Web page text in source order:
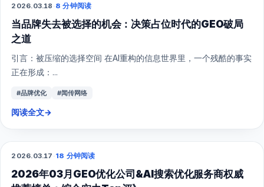
2026.03.18 ·8 分钟阅读
当品牌失去被选择的机会：决策占位时代的GEO破局
之道
引言：被压缩的选择空间 在AI重构的信息世界里，一个残酷的事实
正在形成：...
#品牌优化 #闻传网络
阅读全文→
GEO
2026.03.17 ·18 分钟阅读
2026年03月GEO优化公司&AI搜索优化服务商权威